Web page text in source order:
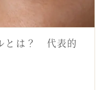
とは？ 代表的